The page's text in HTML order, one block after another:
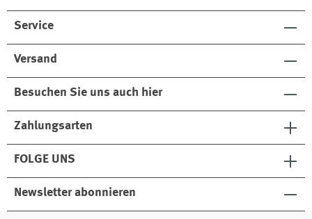
Service
Versand
Besuchen Sie uns auch hier
Zahlungsarten
FOLGE UNS
Newsletter abonnieren